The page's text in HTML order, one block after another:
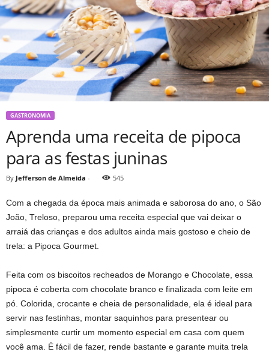
GASTRONOMIA
Aprenda uma receita de pipoca
para as festas juninas
By Jefferson de Almeida - 545
Com a chegada da época mais animada e saborosa do ano, o São
João, Treloso, preparou uma receita especial que vai deixar o
arraiá das crianças e dos adultos ainda mais gostoso e cheio de
trela: a Pipoca Gourmet.
Feita com os biscoitos recheados de Morango e Chocolate, essa
pipoca é coberta com chocolate branco e finalizada com leite em
pó. Colorida, crocante e cheia de personalidade, ela é ideal para
servir nas festinhas, montar saquinhos para presentear ou
simplesmente curtir um momento especial em casa com quem
você ama. É fácil de fazer, rende bastante e garante muita trela